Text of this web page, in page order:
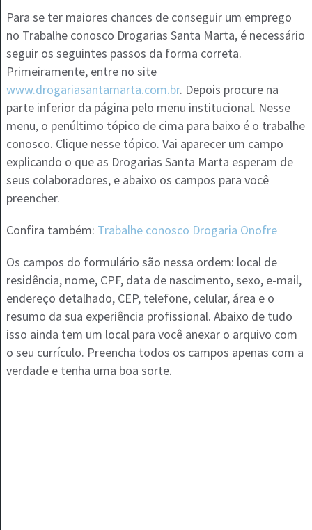
Para se ter maiores chances de conseguir um emprego
no Trabalhe conosco Drogarias Santa Marta, é necessário
seguir os seguintes passos da forma correta.
Primeiramente, entre no site
www.drogariasantamarta.com.br. Depois procure na
parte inferior da página pelo menu institucional. Nesse
menu, o penúltimo tópico de cima para baixo é o trabalhe
conosco. Clique nesse tópico. Vai aparecer um campo
explicando o que as Drogarias Santa Marta esperam de
seus colaboradores, e abaixo os campos para você
preencher.
Confira também: Trabalhe conosco Drogaria Onofre
Os campos do formulário são nessa ordem: local de
residência, nome, CPF, data de nascimento, sexo, e-mail,
endereço detalhado, CEP, telefone, celular, área e o
resumo da sua experiência profissional. Abaixo de tudo
isso ainda tem um local para você anexar o arquivo com
o seu currículo. Preencha todos os campos apenas com a
verdade e tenha uma boa sorte.